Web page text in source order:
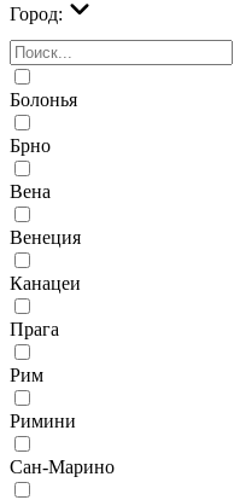
Город:
Болонья
Брно
Вена
Венеция
Канацеи
Прага
Рим
Римини
Сан-Марино